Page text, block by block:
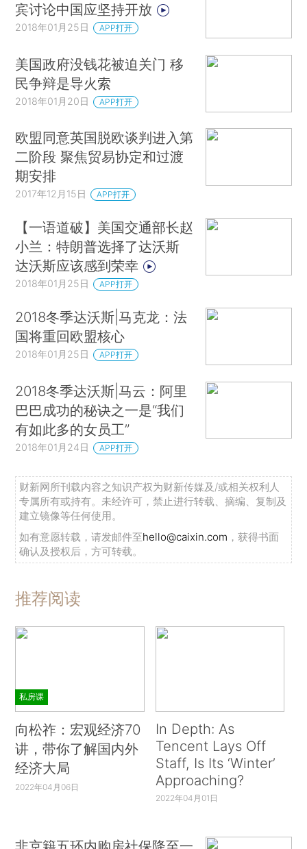
宾讨论中国应坚持开放
2018年01月25日 APP打开
美国政府没钱花被迫关门 移
民争辩是导火索
2018年01月20日 APP打开
欧盟同意英国脱欧谈判进入第
二阶段 聚焦贸易协定和过渡
期安排
2017年12月15日 APP打开
【一语道破】美国交通部长赵
小兰：特朗普选择了达沃斯
达沃斯应该感到荣幸
2018年01月25日 APP打开
2018冬季达沃斯|马克龙：法
国将重回欧盟核心
2018年01月25日 APP打开
2018冬季达沃斯|马云：阿里
巴巴成功的秘诀之一是“我们
有如此多的女员工”
2018年01月24日 APP打开
财新网所刊载内容之知识产权为财新传媒及/或相关权利人
专属所有或持有。未经许可，禁止进行转载、摘编、复制及
建立镜像等任何使用。
如有意愿转载，请发邮件至hello@caixin.com ，获得书面
确认及授权后，方可转载。
推荐阅读
私房课
向松祚：宏观经济70
讲，带你了解国内外
经济大局
2022年04月06日
In Depth: As
Tencent Lays Off
Staff, Is Its ‘Winter’
Approaching?
2022年04月01日